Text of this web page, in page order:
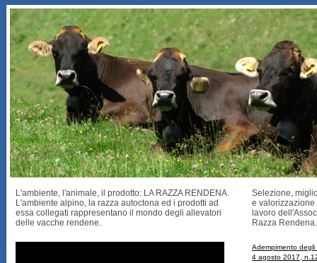
L'ambiente, l'animale, il prodotto: LA RAZZA RENDENA.
L'ambiente alpino, la razza autoctona ed i prodotti ad
essa collegati rappresentano il mondo degli allevatori
delle vacche rendene.
Selezione,
e
lavoro
Razza Rendena.
Adempimento
4 agosto 2017,